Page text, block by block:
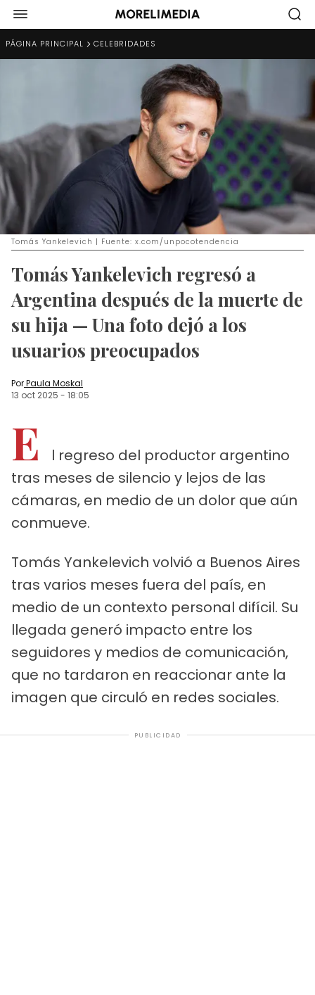
PÁGINA PRINCIPAL CELEBRIDADES
Tomás Yankelevich | Fuente: x.com/unpocotendencia
Tomás Yankelevich regresó a
Argentina después de la muerte de
su hija — Una foto dejó a los
usuarios preocupados
PorPaula Moskal
13 oct 2025 - 18:05
E
l regreso del productor argentino
tras meses de silencio y lejos de las
cámaras, en medio de un dolor que aún
conmueve.
Tomás Yankelevich volvió a Buenos Aires
tras varios meses fuera del país, en
medio de un contexto personal difícil. Su
llegada generó impacto entre los
seguidores y medios de comunicación,
que no tardaron en reaccionar ante la
imagen que circuló en redes sociales.
PUBLICIDAD